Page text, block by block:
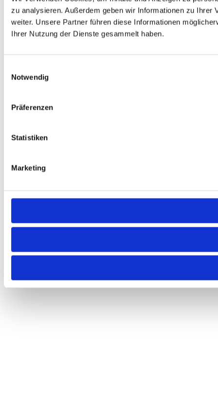
zu analysieren. Außerdem geben wir Informationen zu Ihrer
weiter. Unsere Partner führen diese Informationen
Ihrer Nutzung der Dienste gesammelt haben.
Notwendig
Präferenzen
Statistiken
Marketing